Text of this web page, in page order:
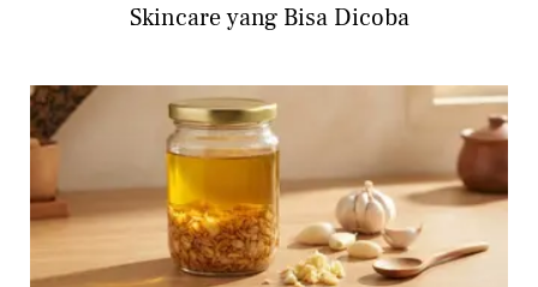
Skincare yang Bisa Dicoba